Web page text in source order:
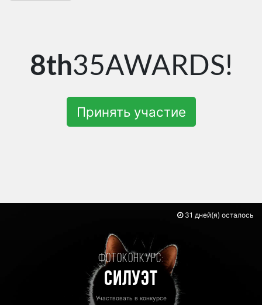
8th35AWARDS!
Принять участие
Фотоконкурс:
Силуэт
Участвовать в конкурсе
31 дней(я) осталось